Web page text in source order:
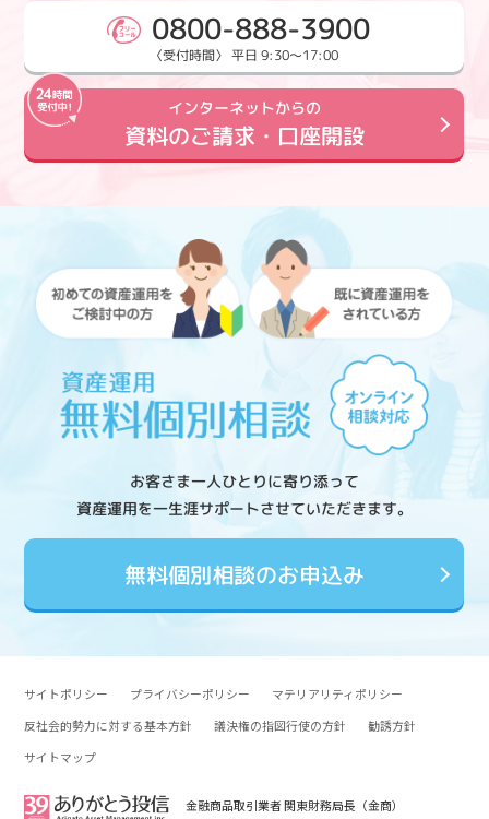
0800-888-3900
〈受付時間〉 平日 9:30～17:00
インターネットからの
資料のご請求・口座開設
お客さま一人ひとりに寄り添って
資産運用を一生涯サポートさせていただきます。
無料個別相談のお申込み
サイトポリシー プライバシーポリシー
マテリアリティポリシー
反社会的勢力に対する基本方針
議決権の指図行使の方針
勧誘方針
サイトマップ
金融商品取引業者 関東財務局長（金商）